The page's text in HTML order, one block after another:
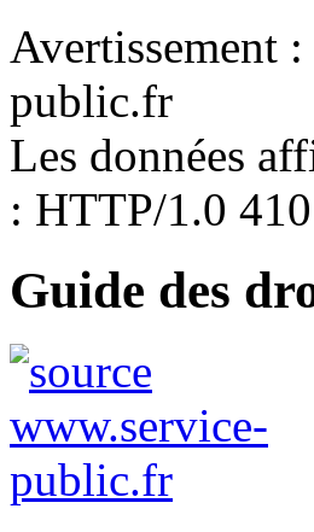
Avertissement
public.fr
Les données
: HTTP/1.0
Guide des